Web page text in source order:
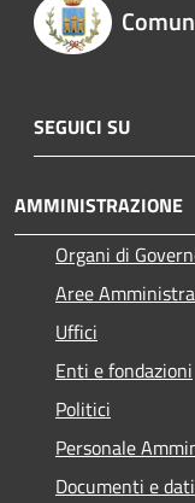
SEGUICI SU
AMMINISTRAZIONE
Organi di
Aree
Uffici
Enti e fondazioni
Politici
Personale
Documenti e dati